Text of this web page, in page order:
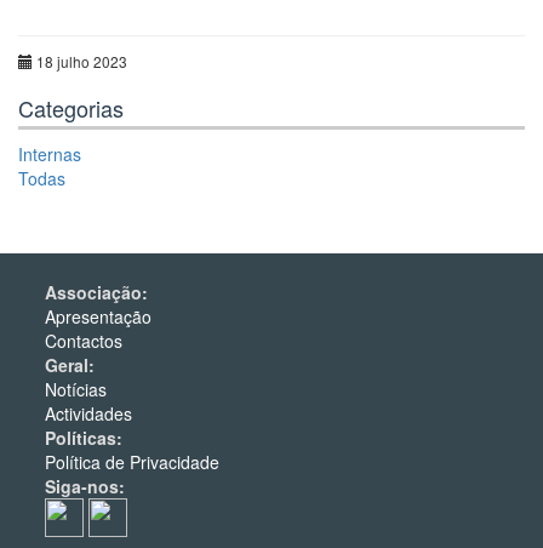
18 julho 2023
Categorias
Internas
Todas
Associação:
Apresentação
Contactos
Geral:
Notícias
Actividades
Políticas:
Política de Privacidade
Siga-nos: